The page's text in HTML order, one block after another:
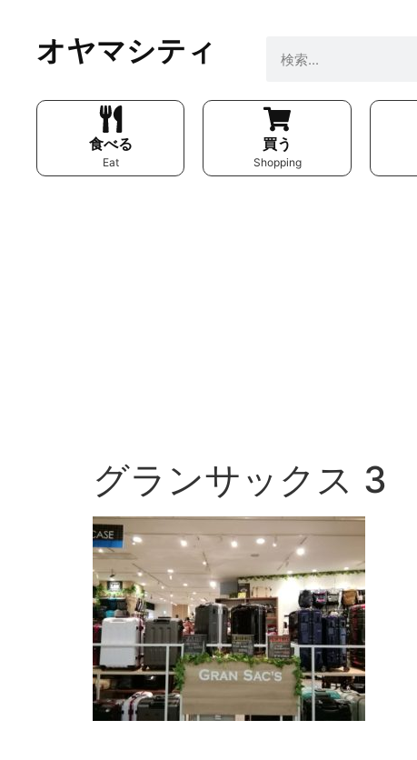
オヤマシティ
食べる
Eat
買う
Shopping
グランサックス 3